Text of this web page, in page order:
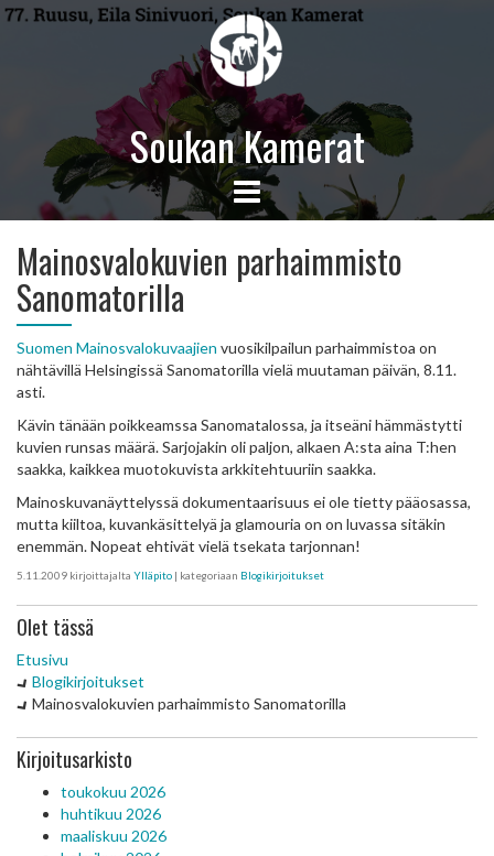
Soukan Kamerat
Mainosvalokuvien parhaimmisto
Sanomatorilla
Suomen Mainosvalokuvaajien vuosikilpailun parhaimmistoa on
nähtävillä Helsingissä Sanomatorilla vielä muutaman päivän, 8.11.
asti.
Kävin tänään poikkeamssa Sanomatalossa, ja itseäni hämmästytti
kuvien runsas määrä. Sarjojakin oli paljon, alkaen A:sta aina T:hen
saakka, kaikkea muotokuvista arkkitehtuuriin saakka.
Mainoskuvanäyttelyssä dokumentaarisuus ei ole tietty pääosassa,
mutta kiiltoa, kuvankäsittelyä ja glamouria on on luvassa sitäkin
enemmän. Nopeat ehtivät vielä tsekata tarjonnan!
5.11.2009 kirjoittajalta Ylläpito | kategoriaan Blogikirjoitukset
Olet tässä
Etusivu
Blogikirjoitukset
Mainosvalokuvien parhaimmisto Sanomatorilla
Kirjoitusarkisto
toukokuu 2026
huhtikuu 2026
maaliskuu 2026